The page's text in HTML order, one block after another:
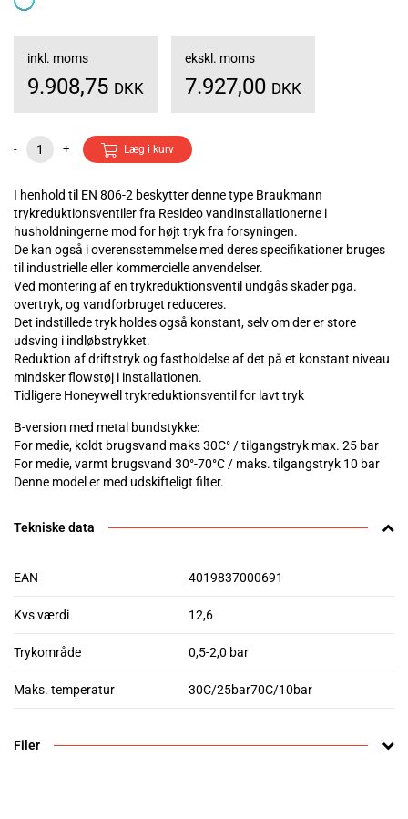
inkl. moms
9.908,75 DKK
ekskl. moms
7.927,00 DKK
- + Læg i kurv
I henhold til EN 806-2 beskytter denne type Braukmann
trykreduktionsventiler fra Resideo vandinstallationerne i
husholdningerne mod for højt tryk fra forsyningen.
De kan også i overensstemmelse med deres specifikationer bruges
til industrielle eller kommercielle anvendelser.
Ved montering af en trykreduktionsventil undgås skader pga.
overtryk, og vandforbruget reduceres.
Det indstillede tryk holdes også konstant, selv om der er store
udsving i indløbstrykket.
Reduktion af driftstryk og fastholdelse af det på et konstant niveau
mindsker flowstøj i installationen.
Tidligere Honeywell trykreduktionsventil for lavt tryk
B-version med metal bundstykke:
For medie, koldt brugsvand maks 30C° / tilgangstryk max. 25 bar
For medie, varmt brugsvand 30°-70°C / maks. tilgangstryk 10 bar
Denne model er med udskifteligt filter.
Tekniske data
EAN 4019837000691
Kvs værdi 12,6
Trykområde 0,5-2,0 bar
Maks. temperatur 30C/25bar70C/10bar
Filer